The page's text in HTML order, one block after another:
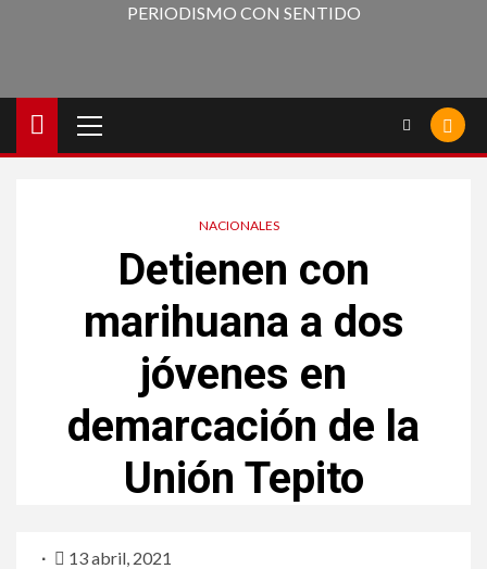
PERIODISMO CON SENTIDO
NACIONALES
Detienen con
marihuana a dos
jóvenes en
demarcación de la
Unión Tepito
13 abril, 2021